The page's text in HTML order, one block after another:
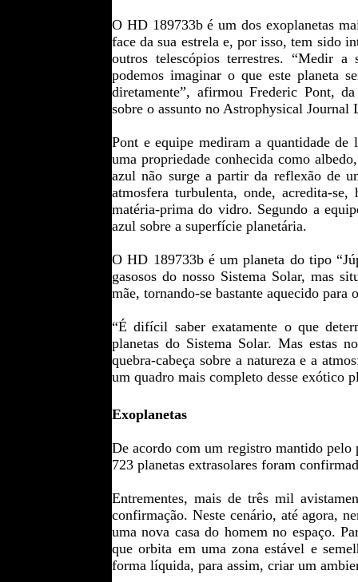
O HD 189733b é um dos exoplanetas
face da sua estrela e, por isso, tem sido
outros telescópios terrestres. “Medir
podemos imaginar o que este planeta
diretamente”, afirmou Frederic Pont,
sobre o assunto no Astrophysical Journal
Pont e equipe mediram a quantidade
uma propriedade conhecida como
azul não surge a partir da reflexão de
atmosfera turbulenta, onde, acredita-
matéria-prima do vidro. Segundo a
azul sobre a superfície planetária.
O HD 189733b é um planeta do tipo
gasosos do nosso Sistema Solar, mas
mãe, tornando-se bastante aquecido para
“É difícil saber exatamente o que
planetas do Sistema Solar. Mas estas
quebra-cabeça sobre a natureza e a
um quadro mais completo desse exótico
Exoplanetas
De acordo com um registro mantido pelo
723 planetas extrasolares foram
Entrementes, mais de três mil
confirmação. Neste cenário, até agora,
uma nova casa do homem no espaço.
que orbita em uma zona estável e
forma líquida, para assim, criar um